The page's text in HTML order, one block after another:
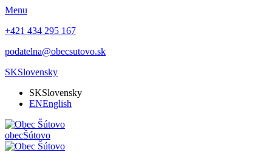
Menu
+421 434 295 167
podatelna@obecsutovo.sk
SKSlovensky
SKSlovensky
ENEnglish
obecŠútovo